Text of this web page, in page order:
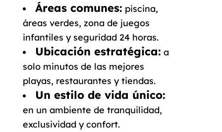
Áreas comunes: piscina,
áreas verdes, zona de juegos
infantiles y seguridad 24 horas.
Ubicación estratégica: a
solo minutos de las mejores
playas, restaurantes y tiendas.
Un estilo de vida único:
en un ambiente de tranquilidad,
exclusividad y confort.